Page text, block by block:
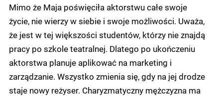
Mimo że Maja poświęciła aktorstwu całe swoje
życie, nie wierzy w siebie i swoje możliwości. Uważa,
że jest w tej większości studentów, którzy nie znajdą
pracy po szkole teatralnej. Dlatego po ukończeniu
aktorstwa planuje aplikować na marketing i
zarządzanie. Wszystko zmienia się, gdy na jej drodze
staje nowy reżyser. Charyzmatyczny mężczyzna ma